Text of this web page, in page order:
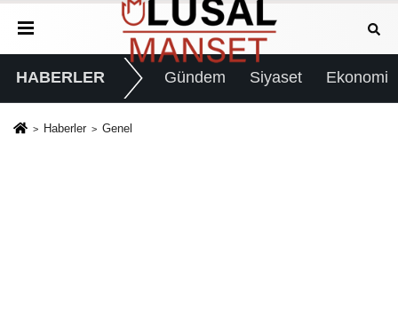
HABERLER Gündem Siyaset Ekonomi
Haberler Genel